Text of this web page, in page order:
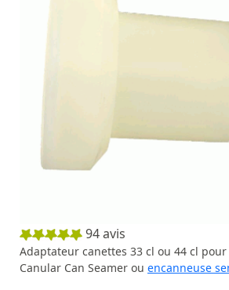
94avis
Adaptateur canettes 33 cl ou 44 cl
Canular Can Seamer ou encanneuse